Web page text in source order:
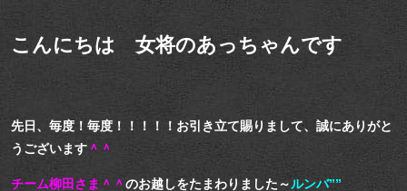
こんにちは 女将のあっちゃんです
先日、毎度！毎度！！！！！お引き立て賜りまして、誠にありがと
うございます ＾＾
チーム柳田さま＾＾のお越しをたまわりました～ルンバ””